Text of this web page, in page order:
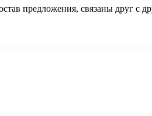
предложения, связаны друг с